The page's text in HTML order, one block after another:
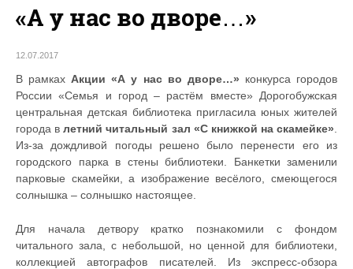
«А у нас во дворе…»
12.07.2017
В рамкахАкции «А у нас во дворе…» конкурса городов
России «Семья и город – растём вместе» Дорогобужская
центральная детская библиотека пригласила юных жителей
города влетний читальный зал «С книжкой на скамейке»
Из-за дождливой погоды решено было перенести его из
городского парка в стены библиотеки. Банкетки заменили
парковые скамейки, а изображение весёлого, смеющегося
солнышка – солнышко настоящее.
Для начала детвору кратко познакомили с фондом
читального зала, с небольшой, но ценной для библиотеки,
коллекцией автографов писателей. Из экспресс-обзора